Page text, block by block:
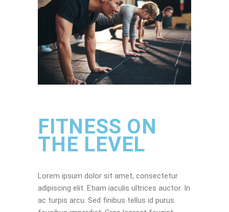
FITNESS ON
THE LEVEL
Lorem ipsum dolor sit amet, consectetur
adipiscing elit. Etiam iaculis ultrices auctor. In
ac turpis arcu. Sed finibus tellus id purus